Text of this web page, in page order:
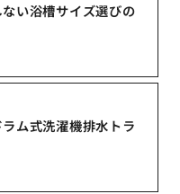
い浴槽サイズ選びの
ム式洗濯機排水トラ